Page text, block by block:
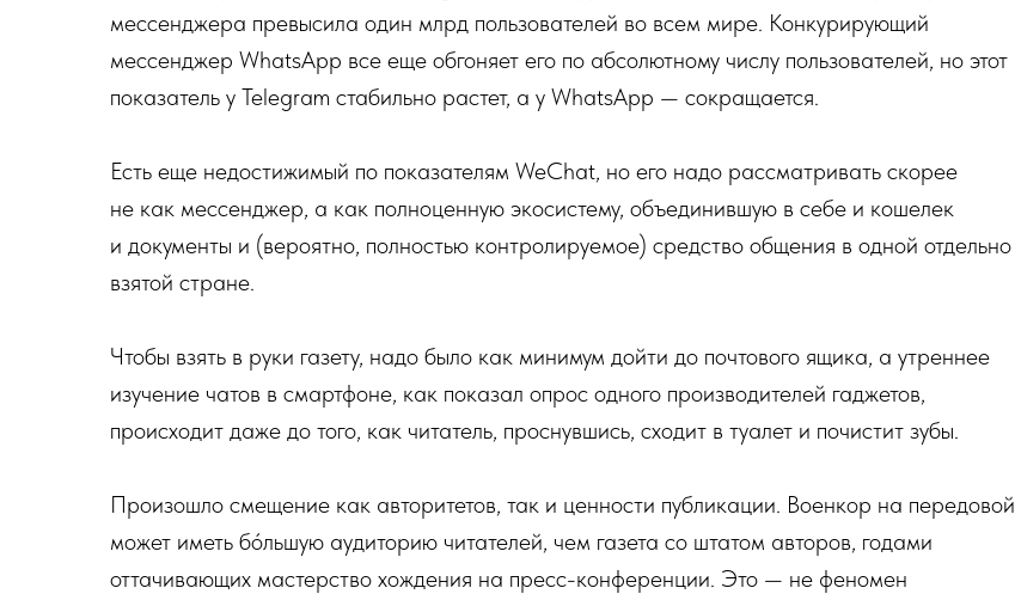
мессенджера превысила один млрд пользователей во всем мире. Конкурирующий
мессенджер WhatsApp все еще обгоняет его по абсолютному числу пользователей, но этот
показатель у Telegram стабильно растет, а у WhatsApp — сокращается.
Есть еще недостижимый по показателям WeChat, но его надо рассматривать скорее
не как мессенджер, а как полноценную экосистему, объединившую в себе и кошелек
и документы и (вероятно, полностью контролируемое) средство общения в одной отдельно
взятой стране.
Чтобы взять в руки газету, надо было как минимум дойти до почтового ящика, а утреннее
изучение чатов в смартфоне, как показал опрос одного производителей гаджетов,
происходит даже до того, как читатель, проснувшись, сходит в туалет и почистит зубы.
Произошло смещение как авторитетов, так и ценности публикации. Военкор на передовой
может иметь бóльшую аудиторию читателей, чем газета со штатом авторов, годами
оттачивающих мастерство хождения на пресс-конференции. Это — не феномен